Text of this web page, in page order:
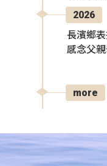
2026
長濱鄉
感念父
more